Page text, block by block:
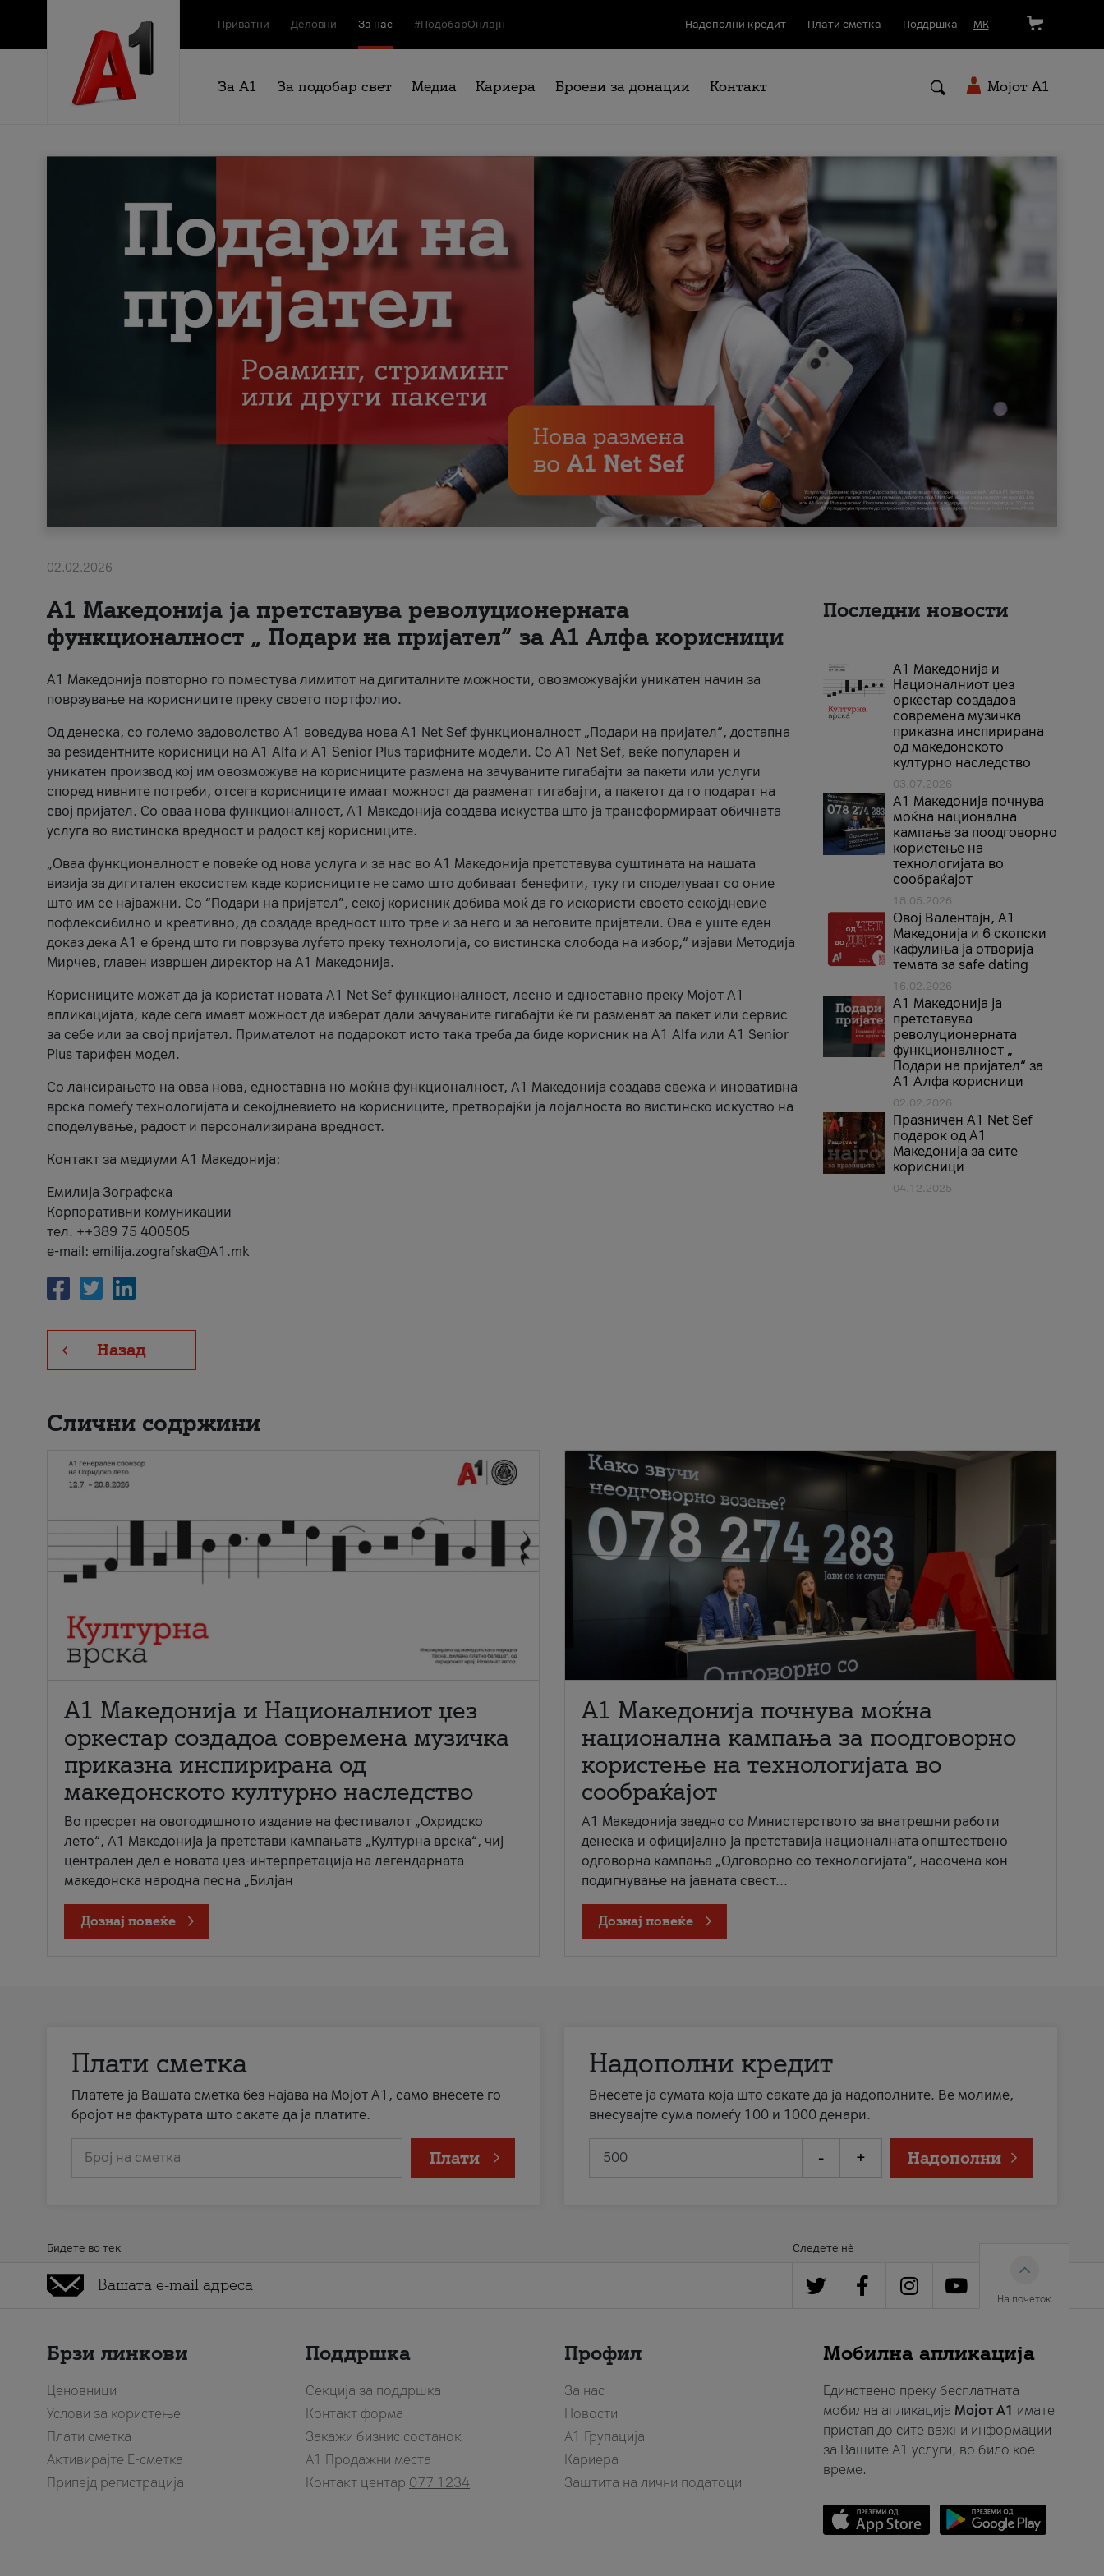
Приватни Деловни За нас #ПодобарОнлајн Надополни кредит Плати сметка Поддршка МК
За А1 За подобар свет Медиа Кариера Броеви за донации Контакт Мојот A1
02.02.2026
А1 Македонија ја претставува револуционерната
функционалност „ Подари на пријател“ за А1 Алфа корисници
А1 Македонија повторно го поместува лимитот на дигиталните можности, овозможувајќи уникатен начин за
поврзување на корисниците преку своето портфолио.
Од денеска, со големо задоволство А1 воведува нова A1 Net Sef функционалност „Подари на пријател“, достапна
за резидентните корисници на А1 Alfa и A1 Senior Plus тарифните модели. Со A1 Net Sef, веќе популарен и
уникатен производ кој им овозможува на корисниците размена на зачуваните гигабајти за пакети или услуги
според нивните потреби, отсега корисниците имаат можност да разменат гигабајти, а пакетот да го подарат на
свој пријател. Со оваа нова функционалност, А1 Македонија создава искуства што ја трансформираат обичната
услуга во вистинска вредност и радост кај корисниците.
„Оваа функционалност е повеќе од нова услуга и за нас во А1 Македонија претставува суштината на нашата
визија за дигитален екосистем каде корисниците не само што добиваат бенефити, туку ги споделуваат со оние
што им се најважни. Со “Подари на пријател”, секој корисник добива моќ да го искористи своето секојдневие
пофлексибилно и креативно, да создаде вредност што трае и за него и за неговите пријатели. Ова е уште еден
доказ дека А1 е бренд што ги поврзува луѓето преку технологија, со вистинска слобода на избор,“ изјави Методија
Мирчев, главен извршен директор на А1 Македонија.
Корисниците можат да ја користат новата А1 Net Sef функционалност, лесно и едноставно преку Мојот А1
апликацијата, каде сега имаат можност да изберат дали зачуваните гигабајти ќе ги разменат за пакет или сервис
за себе или за свој пријател. Примателот на подарокот исто така треба да биде корисник на А1 Alfa или A1 Senior
Plus тарифен модел.
Со лансирањето на оваа нова, едноставна но моќна функционалност, А1 Македонија создава свежа и иновативна
врска помеѓу технологијата и секојдневието на корисниците, претворајќи ја лојалноста во вистинско искуство на
споделување, радост и персонализирана вредност.
Контакт за медиуми А1 Македонија:
Емилија Зографска
Корпоративни комуникации
тел. ++389 75 400505
e-mail: emilija.zografska@A1.mk
Назад
Последни новости
А1 Македонија и
Националниот џез
оркестар создадоа
современа музичка
приказна инспирирана
од македонското
културно наследство
03.07.2026
A1 Македонија почнува
моќна национална
кампања за поодговорно
користење на
технологијата во
сообраќајот
18.05.2026
Овој Валентајн, A1
Македонија и 6 скопски
кафулиња ја отворија
темата за safe dating
16.02.2026
А1 Македонија ја
претставува
револуционерната
функционалност „
Подари на пријател“ за
А1 Алфа корисници
02.02.2026
Празничен A1 Net Sеf
подарок од А1
Македонија за сите
корисници
04.12.2025
Слични содржини
А1 Македонија и Националниот џез
оркестар создадоа современа музичка
приказна инспирирана од
македонското културно наследство
Во пресрет на овогодишното издание на фестивалот „Охридско
лето“, А1 Македонија ја претстави кампањата „Културна врска“, чиј
централен дел е новата џез-интерпретација на легендарната
македонска народна песна „Билјан
Дознај повеќе
A1 Македонија почнува моќна
национална кампања за поодговорно
користење на технологијата во
сообраќајот
A1 Македонија заедно со Министерството за внатрешни работи
денеска и официјално ја претставија националната општествено
одговорна кампања „Одговорно со технологијата“, насочена кон
подигнување на јавната свест...
Дознај повеќе
Плати сметка
Платете ја Вашата сметка без најава на Мојот А1, само внесете го
бројот на фактурата што сакате да ја платите.
Број на сметка Плати
Надополни кредит
Внесете ја сумата која што сакате да ја надополните. Ве молиме,
внесувајте сума помеѓу 100 и 1000 денари.
- + Надополни
Бидете во тек Следете нè
На почеток
Брзи линкови
Ценовници
Услови за користење
Плати сметка
Активирајте Е-сметка
Припејд регистрација
Поддршка
Секција за поддршка
Контакт форма
Закажи бизнис состанок
A1 Продажни места
Контакт центар 077 1234
Профил
За нас
Новости
А1 Групација
Кариера
Заштита на лични податоци
Мобилна апликација
Единствено преку бесплатната
мобилна апликација Мојот A1 имате
пристап до сите важни информации
за Вашите A1 услуги, во било кое
време.